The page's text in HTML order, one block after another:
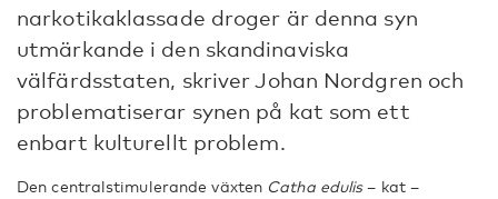
narkotikaklassade droger är denna syn
utmärkande i den skandinaviska
välfärdsstaten, skriver Johan Nordgren och
problematiserar synen på kat som ett
enbart kulturellt problem.
Den centralstimulerande växten Catha edulis– kat –